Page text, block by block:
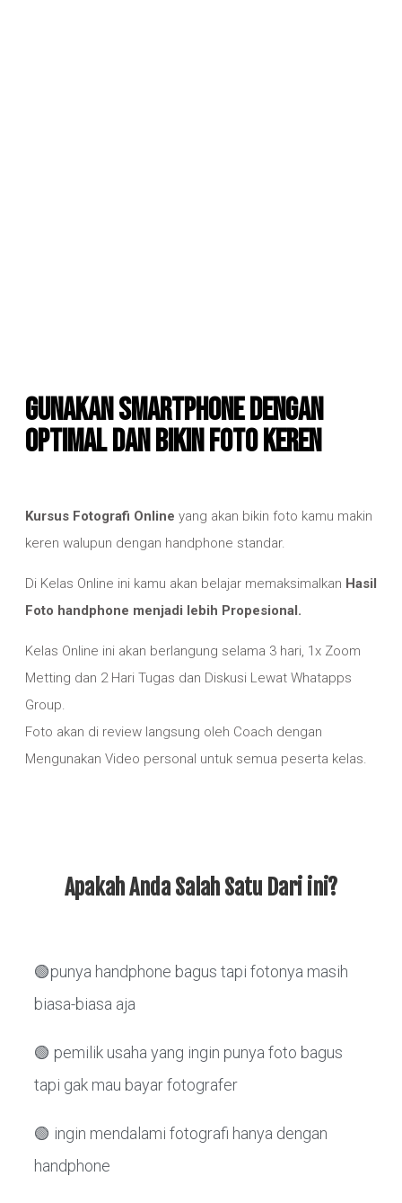
Gunakan Smartphone dengan
Optimal dan bikin Foto keren
Kursus Fotografi Online yang akan bikin foto kamu makin
keren walupun dengan handphone standar.
Di Kelas Online ini kamu akan belajar memaksimalkan Hasil
Foto handphone menjadi lebih Propesional.
Kelas Online ini akan berlangung selama 3 hari, 1x Zoom
Metting dan 2 Hari Tugas dan Diskusi Lewat Whatapps
Group.
Foto akan di review langsung oleh Coach dengan
Mengunakan Video personal untuk semua peserta kelas.
Apakah Anda Salah Satu Dari ini?
🟢punya handphone bagus tapi fotonya masih
biasa-biasa aja
🟢 pemilik usaha yang ingin punya foto bagus
tapi gak mau bayar fotografer
🟢 ingin mendalami fotografi hanya dengan
handphone